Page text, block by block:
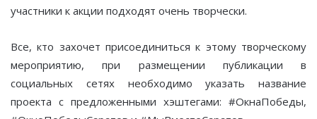
участники к акции подходят очень творчески.
Все, кто захочет присоединиться к этому творческому
мероприятию, при размещении публикации в
социальных сетях необходимо указать название
проекта с предложенными хэштегами: #ОкнаПобеды,